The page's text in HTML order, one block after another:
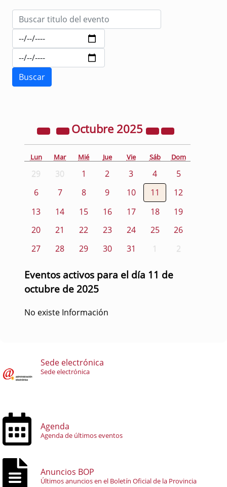
Octubre 2025
Lun Mar Mié Jue Vie Sáb Dom
29 30 1 2 3 4
5
6
7 8 9 10 11
12
13
14 15 16 17 18
19
20
21 22 23 24 25
26
27
28 29 30 31 1 2
Eventos activos para el día 11 de
octubre de 2025
No existe Información
Sede electrónica
Sede electrónica
Agenda
Agenda de últimos eventos
Anuncios BOP
Últimos anuncios en el Boletín Oficial de la Provincia